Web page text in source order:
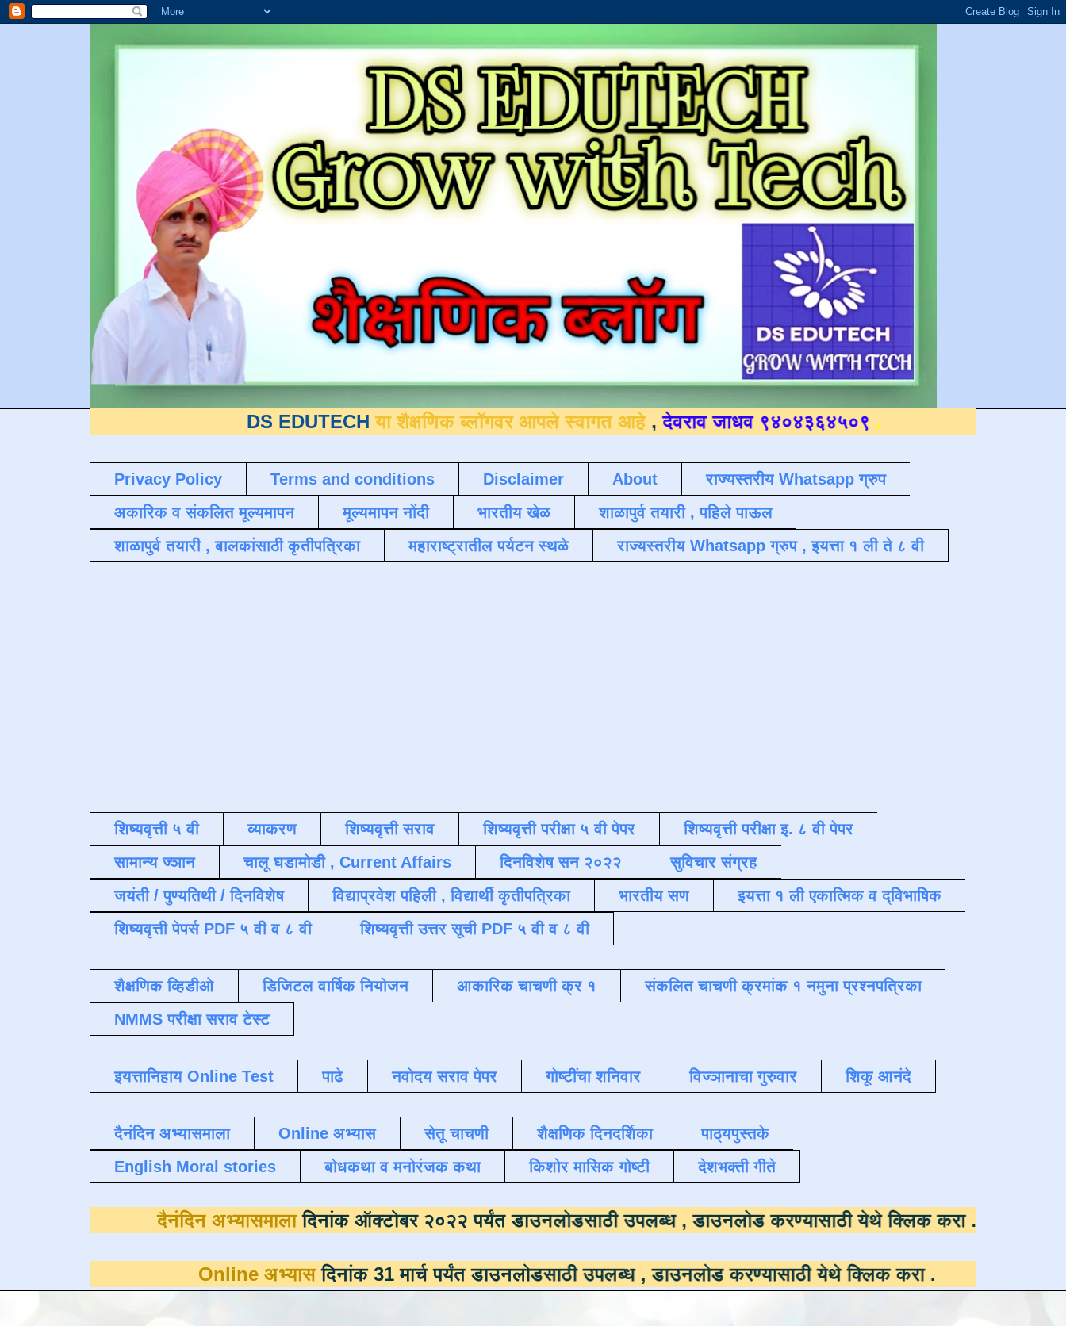
DS EDUTECH या शैक्षणिक ब्लॉगवर आपले स्वागत आहे ,देवराव जाधव ९४०४३६४५०९ .
Privacy Policy Terms and conditions Disclaimer About
राज्यस्तरीय Whatsapp ग्रुप
अकारिक व संकलित मूल्यमापन
मूल्यमापन नोंदी भारतीय खेळ
शाळापुर्व तयारी , पहिले पाऊल
शाळापुर्व तयारी , बालकांसाठी कृतीपत्रिका
महाराष्ट्रातील पर्यटन स्थळे राज्यस्तरीय Whatsapp ग्रुप , इयत्ता १ ली ते ८ वी
शिष्यवृत्ती ५ वी व्याकरण शिष्यवृत्ती सराव शिष्यवृत्ती परीक्षा ५ वी पेपर
शिष्यवृत्ती परीक्षा इ. ८ वी पेपर
सामान्य ज्ञान
चालू घडामोडी , Current Affairs दिनविशेष सन २०२२
सुविचार संग्रह
जयंती / पुण्यतिथी / दिनविशेष
विद्याप्रवेश पहिली , विद्यार्थी कृतीपत्रिका भारतीय सण
इयत्ता १ ली एकात्मिक व द्विभाषिक
शिष्यवृत्ती पेपर्स PDF ५ वी व ८ वी
शिष्यवृत्ती उत्तर सूची PDF ५ वी व ८ वी
शैक्षणिक व्हिडीओ डिजिटल वार्षिक नियोजन आकारिक चाचणी क्र १
संकलित चाचणी क्रमांक १ नमुना प्रश्नपत्रिका
NMMS परीक्षा सराव टेस्ट
इयत्तानिहाय Online Test पाढे नवोदय सराव पेपर गोष्टींचा शनिवार विज्ञानाचा गुरुवार शिकू आनंदे
दैनंदिन अभ्यासमाला Online अभ्यास सेतू चाचणी शैक्षणिक दिनदर्शिका
पाठ्यपुस्तके
English Moral stories
बोधकथा व मनोरंजक कथा किशोर मासिक गोष्टी देशभक्ती गीते
दैनंदिन अभ्यासमालादिनांक ऑक्टोबर २०२२ पर्यंत डाउनलोडसाठी उपलब्ध ,डाउनलोड करण्यासाठी येथे क्लिक करा
Online अभ्यासदिनांक 31 मार्च पर्यंत डाउनलोडसाठी उपलब्ध ,डाउनलोड करण्यासाठी येथे क्लिक करा .